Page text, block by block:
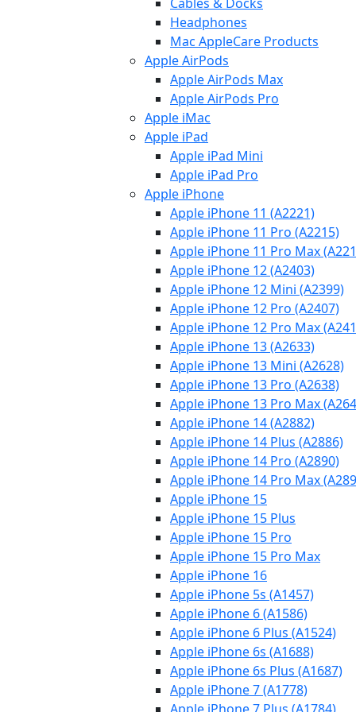
Headphones
Mac AppleCare Products
Apple AirPods
Apple AirPods Max
Apple AirPods Pro
Apple iMac
Apple iPad
Apple iPad Mini
Apple iPad Pro
Apple iPhone
Apple iPhone 11 (A2221)
Apple iPhone 11 Pro (A2215)
Apple iPhone 11 Pro Max
Apple iPhone 12 (A2403)
Apple iPhone 12 Mini (A2399)
Apple iPhone 12 Pro (A2407)
Apple iPhone 12 Pro Max
Apple iPhone 13 (A2633)
Apple iPhone 13 Mini (A2628)
Apple iPhone 13 Pro (A2638)
Apple iPhone 13 Pro Max
Apple iPhone 14 (A2882)
Apple iPhone 14 Plus (A2886)
Apple iPhone 14 Pro (A2890)
Apple iPhone 14 Pro Max
Apple iPhone 15
Apple iPhone 15 Plus
Apple iPhone 15 Pro
Apple iPhone 15 Pro Max
Apple iPhone 16
Apple iPhone 5s (A1457)
Apple iPhone 6 (A1586)
Apple iPhone 6 Plus (A1524)
Apple iPhone 6s (A1688)
Apple iPhone 6s Plus (A1687)
Apple iPhone 7 (A1778)